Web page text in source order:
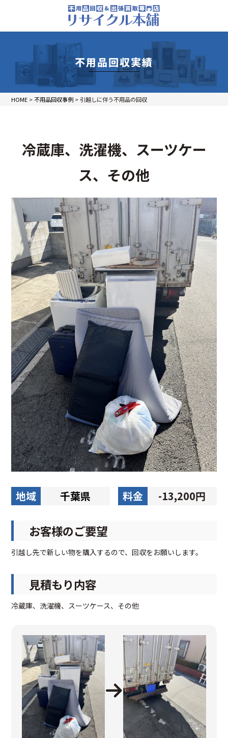
不用品回収実績
HOME > 不用品回収事例 > 引越しに伴う不用品の回収
冷蔵庫、洗濯機、スーツケー
ス、その他
地域 千葉県 料金 -13,200円
お客様のご要望
引越し先で新しい物を購入するので、回収をお願いします。
見積もり内容
冷蔵庫、洗濯機、スーツケース、その他